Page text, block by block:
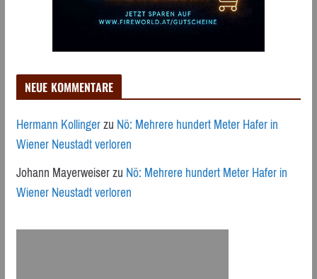
NEUE KOMMENTARE
Hermann KollingerzuNö: Mehrere hundert Meter Hafer in
Wiener Neustadt verloren
Johann MayerweiserzuNö: Mehrere hundert Meter Hafer in
Wiener Neustadt verloren